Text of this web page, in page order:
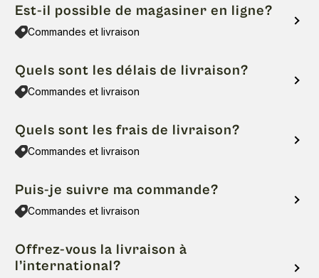
Est-il possible de magasiner en ligne?
Commandes et livraison
Quels sont les délais de livraison?
Commandes et livraison
Quels sont les frais de livraison?
Commandes et livraison
Puis-je suivre ma commande?
Commandes et livraison
Offrez-vous la livraison à
l’international?